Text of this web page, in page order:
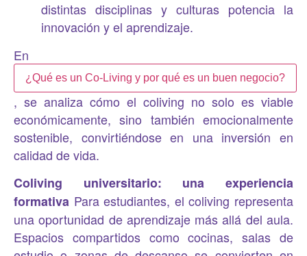
distintas disciplinas y culturas potencia la
innovación y el aprendizaje.
En
¿Qué es un Co-Living y por qué es un buen negocio?
, se analiza cómo el coliving no solo es viable
económicamente, sino también emocionalmente
sostenible, convirtiéndose en una inversión en
calidad de vida.
Coliving universitario: una experiencia
formativa Para estudiantes, el coliving representa
una oportunidad de aprendizaje más allá del aula.
Espacios compartidos como cocinas, salas de